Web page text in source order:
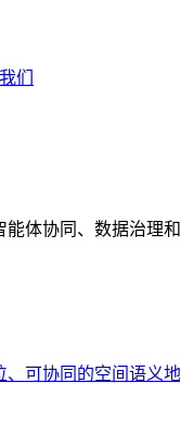
们
体协同、数据治理
可协同的空间语义地